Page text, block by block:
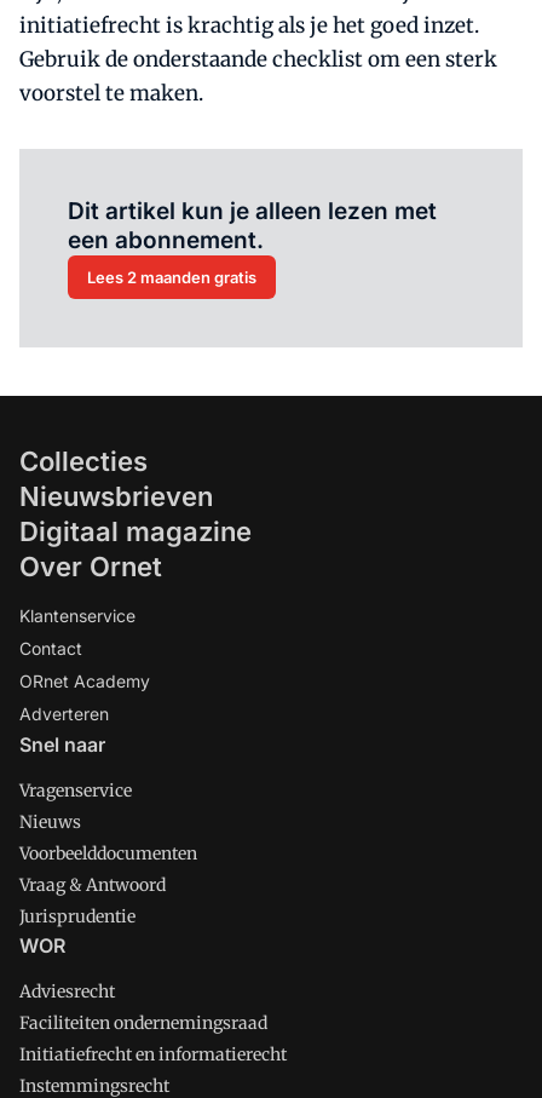
initiatiefrecht is krachtig als je het goed inzet.
Gebruik de onderstaande checklist om een sterk
voorstel te maken.
Dit artikel kun je alleen lezen met
een abonnement.
Lees 2 maanden gratis
Collecties
Nieuwsbrieven
Digitaal magazine
Over Ornet
Klantenservice
Contact
ORnet Academy
Adverteren
Snel naar
Vragenservice
Nieuws
Voorbeelddocumenten
Vraag & Antwoord
Jurisprudentie
WOR
Adviesrecht
Faciliteiten ondernemingsraad
Initiatiefrecht en informatierecht
Instemmingsrecht